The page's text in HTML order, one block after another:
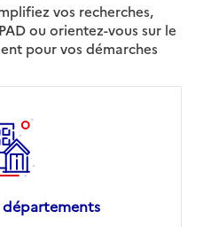
vos recherches,
ou orientez-vous sur le
pour vos démarches